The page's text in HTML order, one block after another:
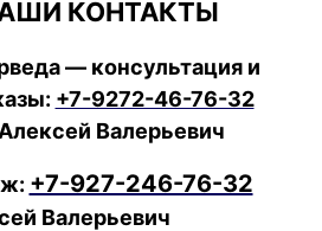
КОНТАКТЫ
— консультация и
+7-9272-46-76-32
Алексей Валерьевич
+7-927-246-76-32
Валерьевич